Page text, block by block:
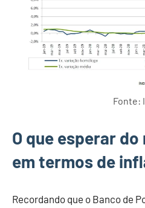
Fonte:
O que esperar
em termos de
Recordando que o Banco de